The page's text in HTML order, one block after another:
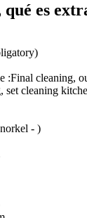
qué es
:Final cleaning,
set cleaning
- )